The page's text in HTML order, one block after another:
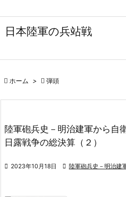
日本陸軍の兵站戦
 ホーム >  弾頭
陸軍砲兵史－明治建軍から自
日露戦争の総決算（２）
 2023年10月18日  陸軍砲兵史－明治建